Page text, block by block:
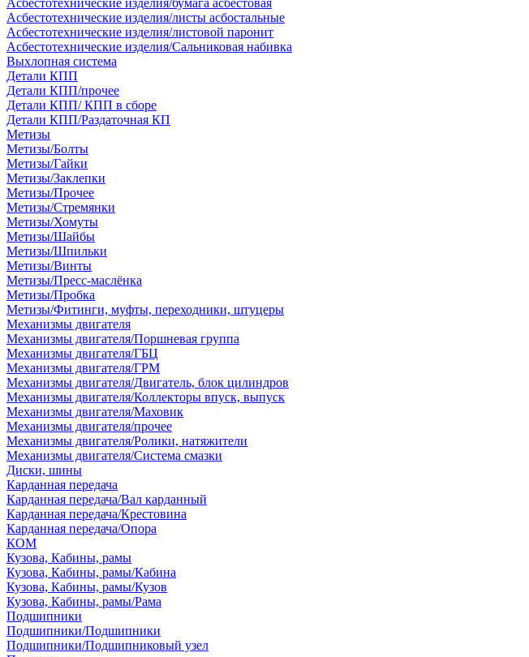
Асбестотехнические изделия/бумага асбестовая
Асбестотехнические изделия/листы асбостальные
Асбестотехнические изделия/листовой паронит
Асбестотехнические изделия/Сальниковая набивка
Выхлопная система
Детали КПП
Детали КПП/прочее
Детали КПП/ КПП в сборе
Детали КПП/Раздаточная КП
Метизы
Метизы/Болты
Метизы/Гайки
Метизы/Заклепки
Метизы/Прочее
Метизы/Стремянки
Метизы/Хомуты
Метизы/Шайбы
Метизы/Шпильки
Метизы/Винты
Метизы/Пресс-маслёнка
Метизы/Пробка
Метизы/Фитинги, муфты, переходники, штуцеры
Механизмы двигателя
Механизмы двигателя/Поршневая группа
Механизмы двигателя/ГБЦ
Механизмы двигателя/ГРМ
Механизмы двигателя/Двигатель, блок цилиндров
Механизмы двигателя/Коллекторы впуск, выпуск
Механизмы двигателя/Маховик
Механизмы двигателя/прочее
Механизмы двигателя/Ролики, натяжители
Механизмы двигателя/Система смазки
Диски, шины
Карданная передача
Карданная передача/Вал карданный
Карданная передача/Крестовина
Карданная передача/Опора
КОМ
Кузова, Кабины, рамы
Кузова, Кабины, рамы/Кабина
Кузова, Кабины, рамы/Кузов
Кузова, Кабины, рамы/Рама
Подшипники
Подшипники/Подшипники
Подшипники/Подшипниковый узел